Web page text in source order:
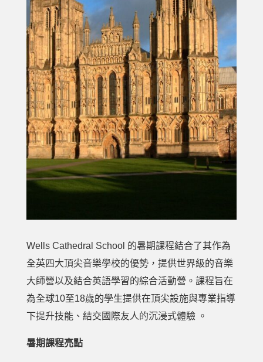
Wells Cathedral School 的暑期課程結合了其作為
全英四大頂尖音樂學校的優勢，提供世界級的音樂
大師營以及結合英語學習的綜合活動營。課程旨在
為全球10至18歲的學生提供在頂尖設施與專業指導
下提升技能、結交國際友人的沉浸式體驗 。
暑期課程亮點